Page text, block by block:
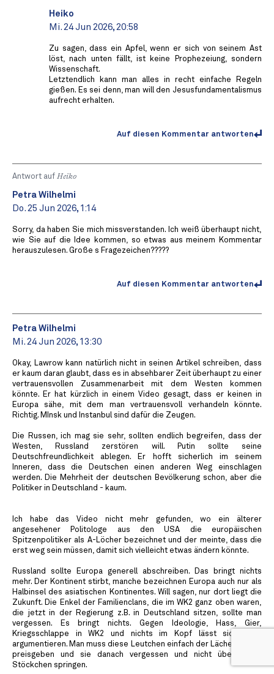
Heiko
Mi. 24 Jun 2026, 20:58
Zu sagen, dass ein Apfel, wenn er sich von seinem Ast
löst, nach unten fällt, ist keine Prophezeiung, sondern
Wissenschaft.
Letztendlich kann man alles in recht einfache Regeln
gießen. Es sei denn, man will den Jesusfundamentalismus
aufrecht erhalten.
Auf diesen Kommentar antworten
Antwort auf Heiko
Petra Wilhelmi
Do. 25 Jun 2026, 1:14
Sorry, da haben Sie mich missverstanden. Ich weiß überhaupt nicht,
wie Sie auf die Idee kommen, so etwas aus meinem Kommentar
herauszulesen. Große s Fragezeichen?????
Auf diesen Kommentar antworten
Petra Wilhelmi
Mi. 24 Jun 2026, 13:30
Okay, Lawrow kann natürlich nicht in seinen Artikel schreiben, dass
er kaum daran glaubt, dass es in absehbarer Zeit überhaupt zu einer
vertrauensvollen Zusammenarbeit mit dem Westen kommen
könnte. Er hat kürzlich in einem Video gesagt, dass er keinen in
Europa sähe, mit dem man vertrauensvoll verhandeln könnte.
Richtig. MInsk und Instanbul sind dafür die Zeugen.
Die Russen, ich mag sie sehr, sollten endlich begreifen, dass der
Westen, Russland zerstören will. Putin sollte seine
Deutschfreundlichkeit ablegen. Er hofft sicherlich im seinem
Inneren, dass die Deutschen einen anderen Weg einschlagen
werden. Die Mehrheit der deutschen Bevölkerung schon, aber die
Politiker in Deutschland - kaum.
Ich habe das Video nicht mehr gefunden, wo ein älterer
angesehener Politologe aus den USA die europäischen
Spitzenpolitiker als A-Löcher bezeichnet und der meinte, dass die
erst weg sein müssen, damit sich vielleicht etwas ändern könnte.
Russland sollte Europa generell abschreiben. Das bringt nichts
mehr. Der Kontinent stirbt, manche bezeichnen Europa auch nur als
Halbinsel des asiatischen Kontinentes. Will sagen, nur dort liegt die
Zukunft. Die Enkel der Familienclans, die im WK2 ganz oben waren,
die jetzt in der Regierung z.B. in Deutschland sitzen, sollte man
vergessen. Es bringt nichts. Gegen Ideologie, Hass, Gier,
Kriegsschlappe in WK2 und nichts im Kopf lässt sich nicht
argumentieren. Man muss diese Leutchen einfach der Lächerlichkeit
preisgeben und sie danach vergessen und nicht über jedes
Stöckchen springen.